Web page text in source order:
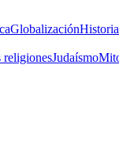
GlobalizaciónHistoria
religionesJudaísmo